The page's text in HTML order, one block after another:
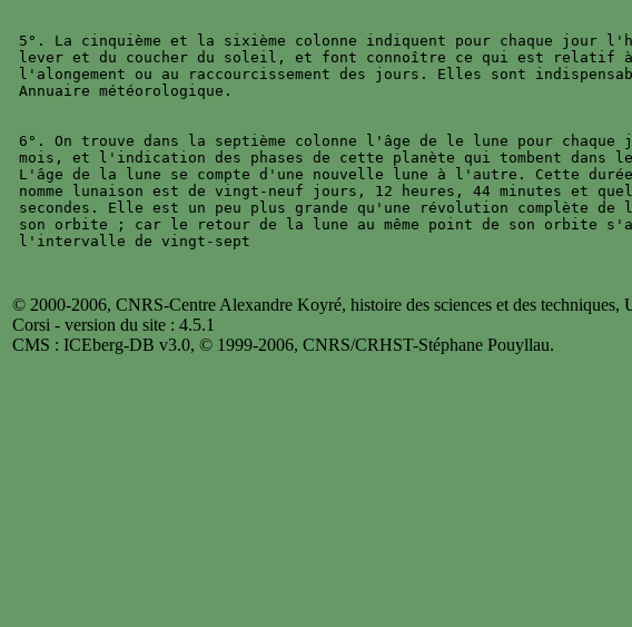
5°. La cinquième et la sixième colonne indiquent pour chaque jour
lever et du coucher du soleil, et font connoître ce qui est relatif
l'alongement ou au raccourcissement des jours. Elles sont
Annuaire météorologique.
6°. On trouve dans la septième colonne l'âge de le lune pour chaque
mois, et l'indication des phases de cette planète qui tombent dans
L'âge de la lune se compte d'une nouvelle lune à l'autre. Cette
nomme lunaison est de vingt-neuf jours, 12 heures, 44 minutes et
secondes. Elle est un peu plus grande qu'une révolution complète de
son orbite ; car le retour de la lune au même point de son orbite
© 2000-2006, CNRS-Centre Alexandre Koyré, histoire des sciences et des
Corsi - version du site : 4.5.1
CMS : ICEberg-DB v3.0, © 1999-2006, CNRS/CRHST-Stéphane Pouyllau.